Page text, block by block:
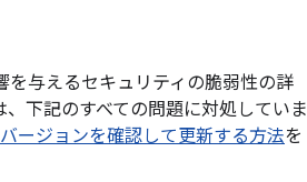
与えるセキュリティの脆弱性の詳
下記のすべての問題に対処していま
ージョンを確認して更新する方法を